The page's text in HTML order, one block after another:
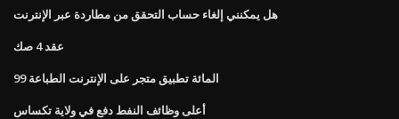
هل يمكنني إلغاء حساب التحقق من مطاردة عبر الإنترنت
عقد 4 صك
99 المائة تطبيق متجر على الإنترنت الطباعة
أعلى وظائف النفط دفع في ولاية تكساس